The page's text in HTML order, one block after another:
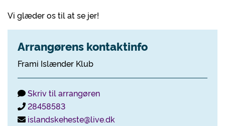
Vi glæder os til at se jer!
Arrangørens kontaktinfo
Frami Islænder Klub
Skriv til arrangøren
28458583
islandskeheste@live.dk